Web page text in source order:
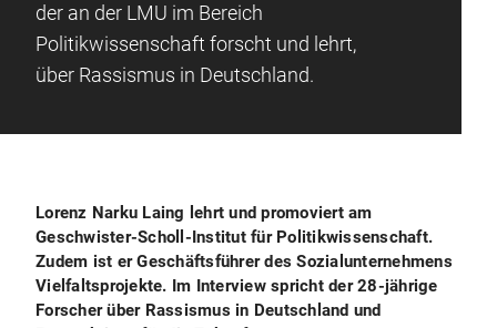
der an der LMU im Bereich
Politikwissenschaft forscht und lehrt,
über Rassismus in Deutschland.
Lorenz Narku Laing lehrt und promoviert am
Geschwister-Scholl-Institut für Politikwissenschaft.
Zudem ist er Geschäftsführer des Sozialunternehmens
Vielfaltsprojekte. Im Interview spricht der 28-jährige
Forscher über Rassismus in Deutschland und